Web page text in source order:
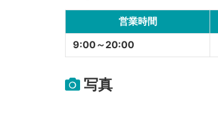
営業時間
9:00～20:00
写真